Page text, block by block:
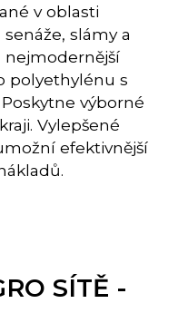
v oblasti
slámy a
nejmodernější
polyethylénu s
výborné
Vylepšené
efektivnější
SÍTĚ -